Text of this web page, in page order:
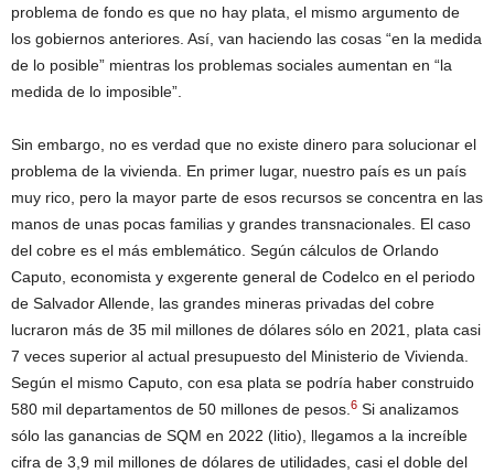
problema de fondo es que no hay plata, el mismo argumento de
los gobiernos anteriores. Así, van haciendo las cosas “en la medida
de lo posible” mientras los problemas sociales aumentan en “la
medida de lo imposible”.
Sin embargo, no es verdad que no existe dinero para solucionar el
problema de la vivienda. En primer lugar, nuestro país es un país
muy rico, pero la mayor parte de esos recursos se concentra en las
manos de unas pocas familias y grandes transnacionales. El caso
del cobre es el más emblemático. Según cálculos de Orlando
Caputo, economista y exgerente general de Codelco en el periodo
de Salvador Allende, las grandes mineras privadas del cobre
lucraron más de 35 mil millones de dólares sólo en 2021, plata casi
7 veces superior al actual presupuesto del Ministerio de Vivienda.
Según el mismo Caputo, con esa plata se podría haber construido
580 mil departamentos de 50 millones de pesos. 6 Si analizamos
sólo las ganancias de SQM en 2022 (litio), llegamos a la increíble
cifra de 3,9 mil millones de dólares de utilidades, casi el doble del